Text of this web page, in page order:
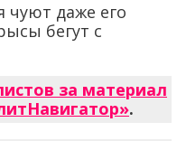
чуют даже его
бегут с
за материал
.